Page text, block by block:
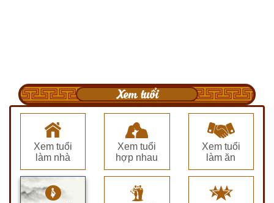
Xem tuổi
Xem tuổi
làm nhà
Xem tuổi
hợp nhau
Xem tuổi
làm ăn